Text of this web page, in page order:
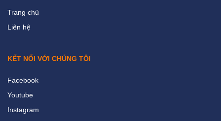
Trang chủ
Liên hệ
KẾT NỐI VỚI CHÚNG TÔI
Facebook
Youtube
Instagram